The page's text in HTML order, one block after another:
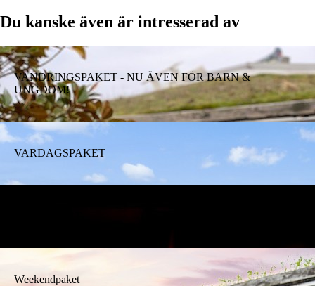
Du kanske även är intresserad av
VANDRINGSPAKET - NU ÄVEN FÖR BARN &
UNGDOM!
VARDAGSPAKET
Weekendpaket